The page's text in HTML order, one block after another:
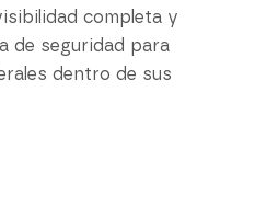
completa y
de seguridad para
dentro de sus